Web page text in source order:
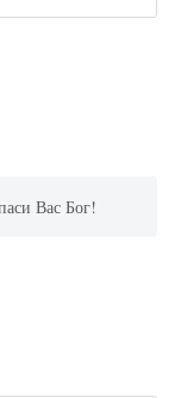
Вас Бог!